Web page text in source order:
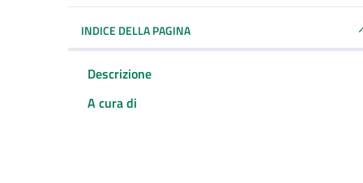
INDICE DELLA PAGINA
Descrizione
A cura di